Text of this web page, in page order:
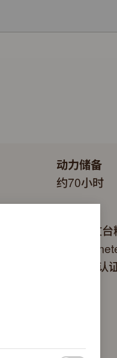
有全球五年保用保证，并
动力储备
约70小时
超卓天文
+劳力士认